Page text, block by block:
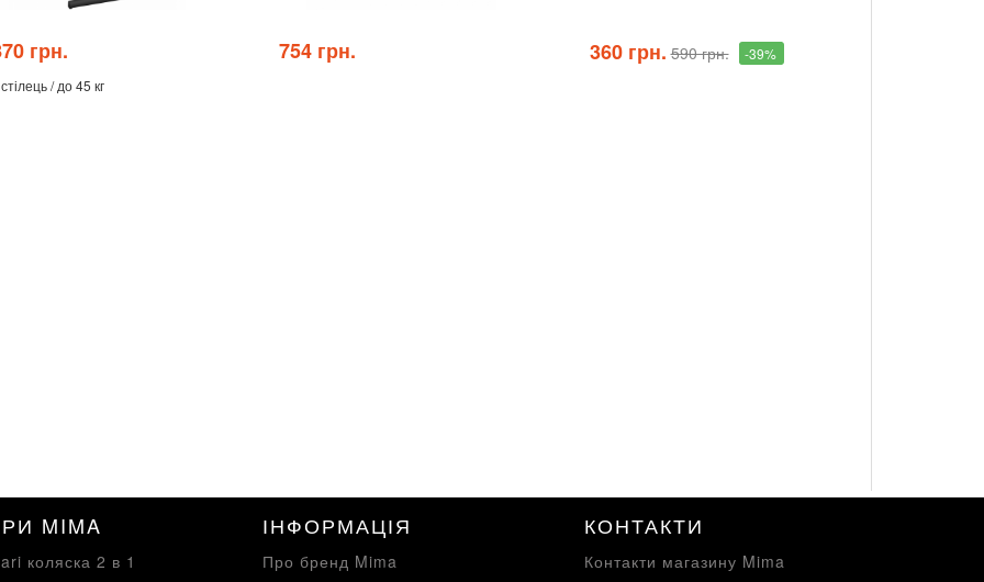
грн.
/ до 45 кг
754 грн. 360 грн. 590 грн. -39%
MIMA
коляска 2 в 1
ІНФОРМАЦІЯ
Про бренд Mima
КОНТАКТИ
Контакти магазину Mima